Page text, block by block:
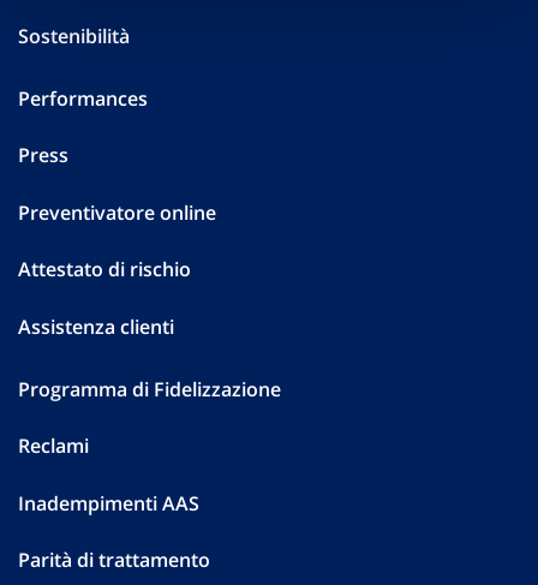
Sostenibilità
Performances
Press
Preventivatore online
Attestato di rischio
Assistenza clienti
Programma di Fidelizzazione
Reclami
Inadempimenti AAS
Parità di trattamento